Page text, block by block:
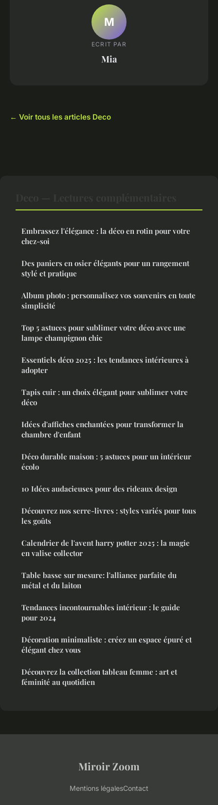
M
ECRIT PAR
Mia
← Voir tous les articles Deco
Embrassez l'élégance : la déco en rotin pour votre
chez-soi
Des paniers en osier élégants pour un rangement
stylé et pratique
Album photo : personnalisez vos souvenirs en toute
simplicité
Top 5 astuces pour sublimer votre déco avec une
lampe champignon chic
Essentiels déco 2025 : les tendances intérieures à
adopter
Tapis cuir : un choix élégant pour sublimer votre
déco
Idées d'affiches enchantées pour transformer la
chambre d'enfant
Déco durable maison : 5 astuces pour un intérieur
écolo
10 Idées audacieuses pour des rideaux design
Découvrez nos serre-livres : styles variés pour tous
les goûts
Calendrier de l'avent harry potter 2025 : la magie
en valise collector
Table basse sur mesure: l'alliance parfaite du
métal et du laiton
Tendances incontournables intérieur : le guide
pour 2024
Décoration minimaliste : créez un espace épuré et
élégant chez vous
Découvrez la collection tableau femme : art et
féminité au quotidien
Miroir Zoom
Mentions légalesContact